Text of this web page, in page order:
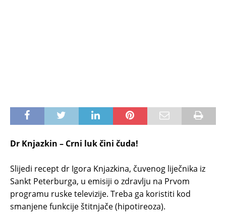
Dr Knjazkin – Crni luk čini čuda!
Slijedi recept dr Igora Knjazkina, čuvenog liječnika iz
Sankt Peterburga, u emisiji o zdravlju na Prvom
programu ruske televizije. Treba ga koristiti kod
smanjene funkcije štitnjače (hipotireoza).